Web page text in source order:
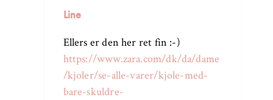
Line
Ellers er den her ret fin :-)
https://www.zara.com/dk/da/dame
/kjoler/se-alle-varer/kjole-med-
bare-skuldre-